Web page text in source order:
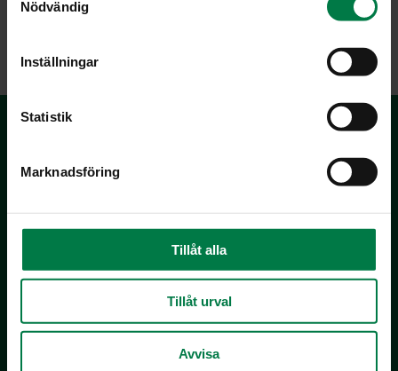
c
Nödvändig
Inställningar
Statistik
Marknadsföring
Tillåt alla
Tillåt urval
Avvisa
Inhemska Trädgårdsprodukter
co MTK / Laatua Suomesta OY
PL 510